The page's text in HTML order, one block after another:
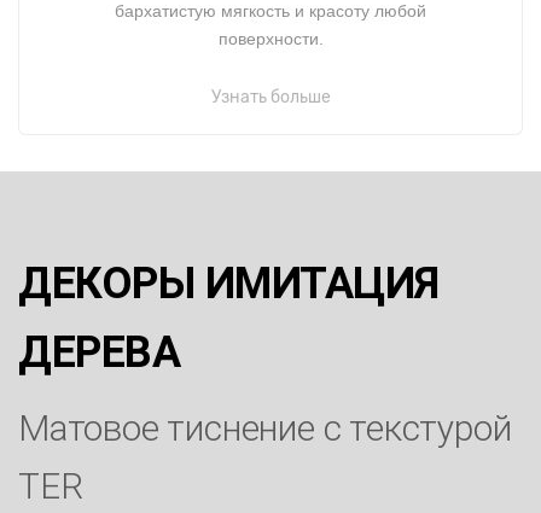
бархатистую мягкость и красоту любой
поверхности.
Узнать больше
ДЕКОРЫ ИМИТАЦИЯ
ДЕРЕВА
Матовое тиснение с текстурой
TER